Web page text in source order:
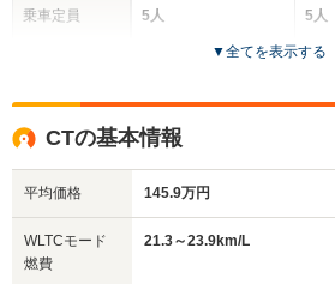
乗車定員
サイズ
(全長x全幅x全高)
5人
全高
1.5m～1.51m
全幅
1.79m
5人
5ドア
▼全てを表示する
CTの基本情報
平均価格 145.9万円
WLTCモード
燃費
21.3～23.9km/L